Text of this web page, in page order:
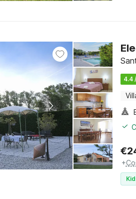
4.4
€
+